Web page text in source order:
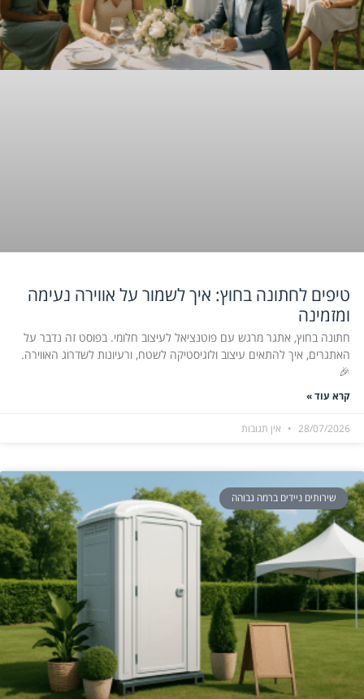
טיפים לחתונה בחוץ: איך לשמור על אווירה נעימה
ומזמינה
חתונה בחוץ, אתגר מרגש עם פוטנציאל לעיצוב חלומי. בפוסט זה נדבר על
האתגרים, איך להתאים עיצוב ולוגיסטיקה לשטח, ורעיונות לשדרוג האווירה.
🎉
קרא עוד »
28/07/2026 אין תגובות
שירותים ניידים ברמה גבוהה